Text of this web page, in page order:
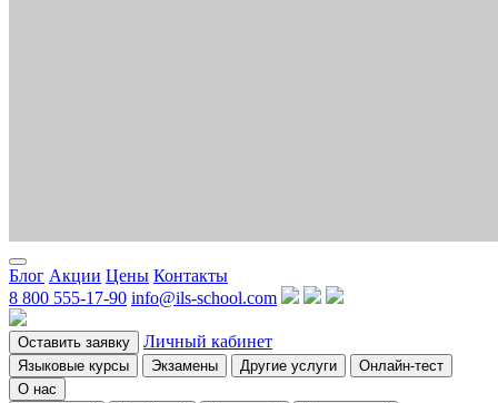
Блог Акции Цены Контакты
8 800 555-17-90 info@ils-school.com
Оставить заявку Личный кабинет
Языковые курсы Экзамены Другие услуги
Онлайн-тест
О нас